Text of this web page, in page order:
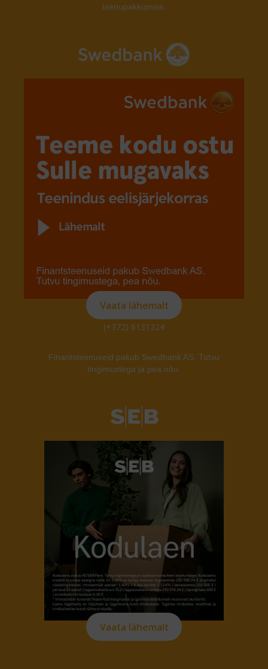
laenupakkumise.
Vaata lähemalt
(+372) 6131324
Finantsteenuseid pakub Swedbank AS. Tutvu
tingimustega ja pea nõu.
Vaata lähemalt